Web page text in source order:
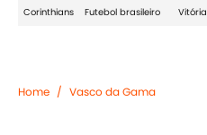
Corinthians Futebol brasileiro Vitória
Home / Vasco da Gama